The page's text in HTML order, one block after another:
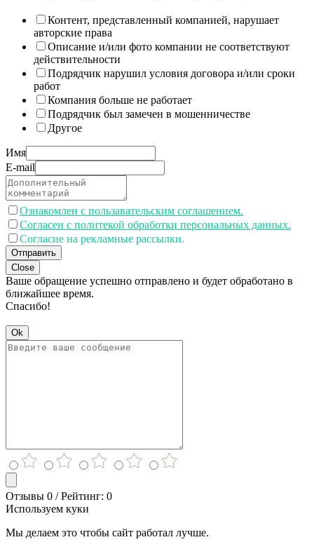
Контент, представленный компанией, нарушает
авторские права
Описание и/или фото компании не соответствуют
действительности
Подрядчик нарушил условия договора и/или сроки
работ
Компания больше не работает
Подрядчик был замечен в мошенничестве
Другое
Имя
E-mail
Ознакомлен с пользавательским соглашением.
Согласен с политекой обработки персональных данных.
Согласие на рекламные рассылки.
Отправить
Close
Ваше обращение успешно отправлено и будет обработано в
ближайшее время.
Спасибо!
Ok
Отзывы 0 / Рейтинг: 0
Используем куки
Мы делаем это чтобы сайт работал лучше.